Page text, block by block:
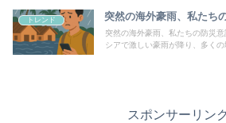
トレンド 突然の海外豪雨、私たち
突然の海外豪雨、私たちの防災
シアで激しい豪雨が降り、多くの
スポンサーリンク